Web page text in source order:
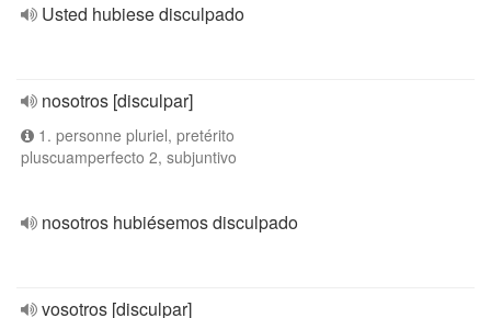
Usted hubiese disculpado
nosotros [disculpar]
1. personne pluriel, pretérito
pluscuamperfecto 2, subjuntivo
nosotros hubiésemos disculpado
vosotros [disculpar]